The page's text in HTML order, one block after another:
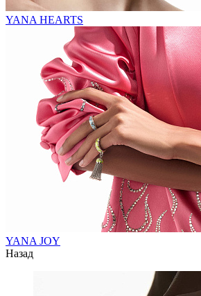
YANA HEARTS
YANA JOY
Назад